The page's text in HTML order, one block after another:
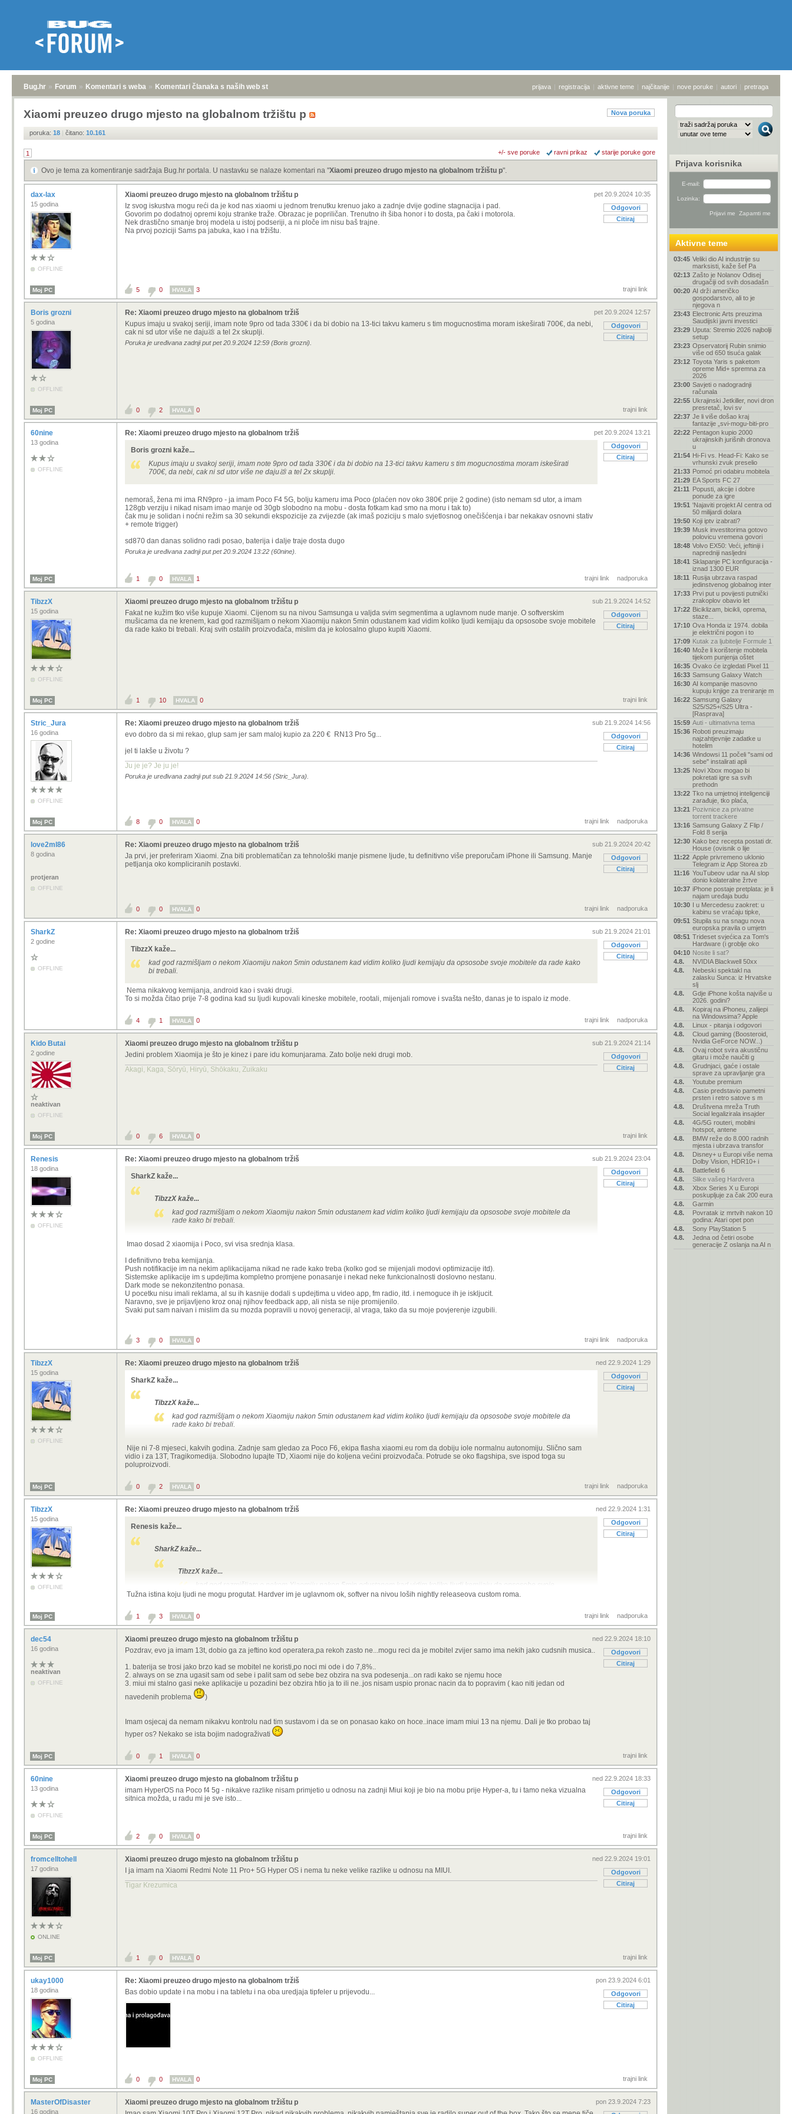
Bug.hr » Forum » Komentari s weba » Komentari članaka s naših web stranica prijava | registracija | aktivne teme | najčitanije | nove poruke | autori | pretraga
Nova poruka
Xiaomi preuzeo drugo mjesto na globalnom tržištu p
poruka: 18 | čitano: 10.161
1 +/- sve poruke ravni prikaz starije poruke gore
Ovo je tema za komentiranje sadržaja Bug.hr portala. U nastavku se nalaze komentari na "Xiaomi preuzeo drugo mjesto na globalnom tržištu p".
dax-lax
15 godina
OFFLINE
pet 20.9.2024 10:35
Odgovori
Citiraj
Xiaomi preuzeo drugo mjesto na globalnom tržištu p
Iz svog iskustva mogu reći da je kod nas xiaomi u jednom trenutku krenuo jako a zadnje dvije godine stagnacija i pad.
Govorim po dodatnoj opremi koju stranke traže. Obrazac je popriličan. Trenutno ih šiba honor i to dosta, pa čaki i motorola.
Nek drastično smanje broj modela u istoj podseriji, a ni ploče im nisu baš trajne.
Na prvoj poziciji Sams pa jabuka, kao i na tržištu.
Moj PC trajni link
5 0 HVALA 3
Boris grozni
5 godina
OFFLINE
pet 20.9.2024 12:57
Odgovori
Citiraj
Re: Xiaomi preuzeo drugo mjesto na globalnom tržiš
Kupus imaju u svakoj seriji, imam note 9pro od tada 330€ i da bi dobio na 13-tici takvu kameru s tim mogucnostima moram iskeširati 700€, da nebi,
cak ni sd utor više ne daju💩 a tel 2x skuplji.
Poruka je uređivana zadnji put pet 20.9.2024 12:59 (Boris grozni).
Moj PC trajni link
0 2 HVALA 0
60nine
13 godina
OFFLINE
pet 20.9.2024 13:21
Odgovori
Citiraj
Re: Xiaomi preuzeo drugo mjesto na globalnom tržiš
Boris grozni kaže...
Kupus imaju u svakoj seriji, imam note 9pro od tada 330€ i da bi dobio na 13-tici takvu kameru s tim mogucnostima moram iskeširati
700€, da nebi, cak ni sd utor više ne daju💩 a tel 2x skuplji.
nemoraš, žena mi ima RN9pro - ja imam Poco F4 5G, bolju kameru ima Poco (plaćen nov oko 380€ prije 2 godine) (isto nemam sd utor, a imam
128gb verziju i nikad nisam imao manje od 30gb slobodno na mobu - dosta fotkam kad smo na moru i tak to)
čak mu je solidan i noćni režim sa 30 sekundi ekspozicije za zvijezde (ak imaš poziciju s malo svjetlosnog onečišćenja i bar nekakav osnovni stativ
+ remote trigger)
sd870 dan danas solidno radi posao, baterija i dalje traje dosta dugo
Poruka je uređivana zadnji put pet 20.9.2024 13:22 (60nine).
Moj PC trajni link nadporuka
1 0 HVALA 1
TibzzX
15 godina
OFFLINE
sub 21.9.2024 14:52
Odgovori
Citiraj
Xiaomi preuzeo drugo mjesto na globalnom tržištu p
Fakat ne kužim tko više kupuje Xiaomi. Cijenom su na nivou Samsunga u valjda svim segmentima a uglavnom nude manje. O softverskim
mušicama da ne krenem, kad god razmišljam o nekom Xiaomiju nakon 5min odustanem kad vidim koliko ljudi kemijaju da opsosobe svoje mobitele
da rade kako bi trebali. Kraj svih ostalih proizvođača, mislim da je kolosalno glupo kupiti Xiaomi.
Moj PC trajni link
1 10 HVALA 0
Stric_Jura
16 godina
OFFLINE
sub 21.9.2024 14:56
Odgovori
Citiraj
Re: Xiaomi preuzeo drugo mjesto na globalnom tržiš
evo dobro da si mi rekao, glup sam jer sam maloj kupio za 220 € RN13 Pro 5g...
jel ti lakše u životu ?
Ju je je? Je ju je!
Poruka je uređivana zadnji put sub 21.9.2024 14:56 (Stric_Jura).
Moj PC trajni link nadporuka
8 0 HVALA 0
love2ml86
8 godina
protjeran
OFFLINE
sub 21.9.2024 20:42
Odgovori
Citiraj
Re: Xiaomi preuzeo drugo mjesto na globalnom tržiš
Ja prvi, jer preferiram Xiaomi. Zna biti problematičan za tehnološki manje pismene ljude, tu definitivno više preporučam iPhone ili Samsung. Manje
petljanja oko kompliciranih postavki.
trajni link nadporuka
0 0 HVALA 0
SharkZ
2 godine
OFFLINE
sub 21.9.2024 21:01
Odgovori
Citiraj
Re: Xiaomi preuzeo drugo mjesto na globalnom tržiš
TibzzX kaže...
kad god razmišljam o nekom Xiaomiju nakon 5min odustanem kad vidim koliko ljudi kemijaju da opsosobe svoje mobitele da rade kako
bi trebali.
Nema nikakvog kemijanja, android kao i svaki drugi.
To si možda čitao prije 7-8 godina kad su ljudi kupovali kineske mobitele, rootali, mijenjali romove i svašta nešto, danas je to ispalo iz mode.
trajni link nadporuka
4 1 HVALA 0
Kido Butai
2 godine
neaktivan
OFFLINE
sub 21.9.2024 21:14
Odgovori
Citiraj
Xiaomi preuzeo drugo mjesto na globalnom tržištu p
Jedini problem Xiaomija je što je kinez i pare idu komunjarama. Zato bolje neki drugi mob.
Akagi, Kaga, Sōryū, Hiryū, Shōkaku, Zuikaku
Moj PC trajni link
0 6 HVALA 0
Renesis
18 godina
OFFLINE
sub 21.9.2024 23:04
Odgovori
Citiraj
Re: Xiaomi preuzeo drugo mjesto na globalnom tržiš
SharkZ kaže...
TibzzX kaže...
kad god razmišljam o nekom Xiaomiju nakon 5min odustanem kad vidim koliko ljudi kemijaju da opsosobe svoje mobitele da
rade kako bi trebali.
Nema nikakvog kemijanja, android kao i svaki drugi.
To si možda čitao prije 7-8 godina kad su ljudi kupovali kineske mobitele, rootali, mijenjali romove i svašta nešto, danas je to ispalo iz
mode.
Imao dosad 2 xiaomija i Poco, svi visa srednja klasa.
I definitivno treba kemijanja.
Push notifikacije im na nekim aplikacijama nikad ne rade kako treba (kolko god se mijenjali modovi optimizacije itd).
Sistemske aplikacije im s updejtima kompletno promjene ponasanje i nekad neke funkcionalnosti doslovno nestanu.
Dark mode se nekonzitentno ponasa.
U pocetku nisu imali reklama, al su ih kasnije dodali s updejtima u video app, fm radio, itd. i nemoguce ih je iskljucit.
Naravno, sve je prijavljeno kroz onaj njihov feedback app, ali nista se nije promijenilo.
Svaki put sam naivan i mislim da su mozda popravili u novoj generaciji, al vraga, tako da su moje povjerenje izgubili.
trajni link nadporuka
3 0 HVALA 0
TibzzX
15 godina
OFFLINE
ned 22.9.2024 1:29
Odgovori
Citiraj
Re: Xiaomi preuzeo drugo mjesto na globalnom tržiš
SharkZ kaže...
TibzzX kaže...
kad god razmišljam o nekom Xiaomiju nakon 5min odustanem kad vidim koliko ljudi kemijaju da opsosobe svoje mobitele da
rade kako bi trebali.
Nema nikakvog kemijanja, android kao i svaki drugi.
To si možda čitao prije 7-8 godina kad su ljudi kupovali kineske mobitele, rootali, mijenjali romove i svašta nešto, danas je to ispalo iz
mode.
Nije ni 7-8 mjeseci, kakvih godina. Zadnje sam gledao za Poco F6, ekipa flasha xiaomi.eu rom da dobiju iole normalnu autonomiju. Slično sam
vidio i za 13T, Tragikomedija. Slobodno lupajte TD, Xiaomi nije do koljena većini proizvođača. Potrude se oko flagshipa, sve ispod toga su
poluproizvodi.
Moj PC trajni link nadporuka
0 2 HVALA 0
TibzzX
15 godina
OFFLINE
ned 22.9.2024 1:31
Odgovori
Citiraj
Re: Xiaomi preuzeo drugo mjesto na globalnom tržiš
Renesis kaže...
SharkZ kaže...
TibzzX kaže...
kad god razmišljam o nekom Xiaomiju nakon 5min odustanem kad vidim koliko ljudi kemijaju da opsosobe svoje
mobitele da rade kako bi trebali.
Nema nikakvog kemijanja, android kao i svaki drugi.
To si možda čitao prije 7-8 godina kad su ljudi kupovali kineske mobitele, rootali, mijenjali romove i svašta nešto, danas je to
ispalo iz mode.
Imao dosad 2 xiaomija i Poco, svi visa srednja klasa.
I definitivno treba kemijanja.
Push notifikacije im na nekim aplikacijama nikad ne rade kako treba (kolko god se mijenjali modovi optimizacije itd).
Sistemske aplikacije im s updejtima kompletno promjene ponasanje i nekad neke funkcionalnosti doslovno nestanu.
Dark mode se nekonzitentno ponasa.
U pocetku nisu imali reklama, al su ih kasnije dodali s updejtima u video app, fm radio, itd. i nemoguce ih je iskljucit.
Tužna istina koju ljudi ne mogu progutat. Hardver im je uglavnom ok, softver na nivou loših nightly releaseova custom roma.
Moj PC trajni link nadporuka
1 3 HVALA 0
dec54
16 godina
neaktivan
OFFLINE
ned 22.9.2024 18:10
Odgovori
Citiraj
Xiaomi preuzeo drugo mjesto na globalnom tržištu p
Pozdrav, evo ja imam 13t, dobio ga za jeftino kod operatera,pa rekoh zasto ne...mogu reci da je mobitel zvijer samo ima nekih jako cudsnih musica..
1. baterija se trosi jako brzo kad se mobitel ne koristi,po noci mi ode i do 7,8%..
2. always on se zna ugasit sam od sebe i palit sam od sebe bez obzira na sva podesenja...on radi kako se njemu hoce
3. miui mi stalno gasi neke aplikacije u pozadini bez obzira htio ja to ili ne..jos nisam uspio pronac nacin da to popravim ( kao niti jedan od
navedenih problema
)
Imam osjecaj da nemam nikakvu kontrolu nad tim sustavom i da se on ponasao kako on hoce..inace imam miui 13 na njemu. Dali je tko probao taj
hyper os? Nekako se ista bojim nadograživati
Moj PC trajni link
0 1 HVALA 0
60nine
13 godina
OFFLINE
ned 22.9.2024 18:33
Odgovori
Citiraj
Xiaomi preuzeo drugo mjesto na globalnom tržištu p
imam HyperOS na Poco f4 5g - nikakve razlike nisam primjetio u odnosu na zadnji Miui koji je bio na mobu prije Hyper-a, tu i tamo neka vizualna
sitnica možda, u radu mi je sve isto...
Moj PC trajni link
2 0 HVALA 0
fromcelltohell
17 godina
ONLINE
ned 22.9.2024 19:01
Odgovori
Citiraj
Xiaomi preuzeo drugo mjesto na globalnom tržištu p
I ja imam na Xiaomi Redmi Note 11 Pro+ 5G Hyper OS i nema tu neke velike razlike u odnosu na MIUI.
Tigar Krezumica
Moj PC trajni link
1 0 HVALA 0
ukay1000
18 godina
OFFLINE
pon 23.9.2024 6:01
Odgovori
Citiraj
Re: Xiaomi preuzeo drugo mjesto na globalnom tržiš
Bas dobio update i na mobu i na tabletu i na oba uredjaja tipfeler u prijevodu...
Moj PC trajni link
0 0 HVALA 0
MasterOfDisaster
16 godina
pon 23.9.2024 7:23
Xiaomi preuzeo drugo mjesto na globalnom tržištu p
Prijava korisnika
E-mail:
Lozinka:
Aktivne teme
03:45 Veliki dio AI industrije su
marksisti, kaže šef Pa
02:13 Zašto je Nolanov Odisej
drugačiji od svih dosadašn
00:20 AI drži američko
gospodarstvo, ali to je
njegova n
23:43 Electronic Arts preuzima
Saudijski javni investici
23:29 Uputa: Stremio 2026 najbolji
setup
23:23 Opservatorij Rubin snimio
više od 650 tisuća galak
23:12 Toyota Yaris s paketom
opreme Mid+ spremna za
2026
23:00 Savjeti o nadogradnji
računala
22:55 Ukrajinski Jetkiller, novi dron
presretač, lovi sv
22:37 Je li više došao kraj
fantazije „svi-mogu-biti-pro
22:22 Pentagon kupio 2000
ukrajinskih jurišnih dronova
u
21:54 Hi-Fi vs. Head-Fi: Kako se
vrhunski zvuk preselio
21:33 Pomoć pri odabiru mobitela
21:29 EA Sports FC 27
21:11 Popusti, akcije i dobre
ponude za igre
19:51 'Najaviti projekt AI centra od
50 milijardi dolara
19:50 Koji iptv izabrati?
19:39 Musk investitorima gotovo
polovicu vremena govori
18:48 Volvo EX50: Veći, jeftiniji i
napredniji nasljedni
18:41 Sklapanje PC konfiguracija -
iznad 1300 EUR
18:11 Rusija ubrzava raspad
jedinstvenog globalnog inter
17:33 Prvi put u povijesti putnički
zrakoplov obavio let
17:22 Biciklizam, bicikli, oprema,
staze...
17:10 Ova Honda iz 1974. dobila
je električni pogon i to
17:09 Kutak za ljubitelje Formule 1
16:40 Može li korištenje mobitela
tijekom punjenja oštet
16:35 Ovako će izgledati Pixel 11
16:33 Samsung Galaxy Watch
16:30 AI kompanije masovno
kupuju knjige za treniranje m
16:22 Samsung Galaxy
S25/S25+/S25 Ultra -
[Rasprava]
15:59 Auti - ultimativna tema
15:36 Roboti preuzimaju
najzahtjevnije zadatke u
hotelim
14:36 Windowsi 11 počeli "sami od
sebe" instalirati apli
13:25 Novi Xbox mogao bi
pokretati igre sa svih
prethodn
13:22 Tko na umjetnoj inteligenciji
zarađuje, tko plaća,
13:21 Pozivnice za privatne
torrent trackere
13:16 Samsung Galaxy Z Flip /
Fold 8 serija
12:30 Kako bez recepta postati dr.
House (ovisnik o lije
11:22 Apple privremeno uklonio
Telegram iz App Storea zb
11:16 YouTubeov udar na AI slop
donio kolateralne žrtve
10:37 iPhone postaje pretplata: je li
najam uređaja budu
10:30 I u Mercedesu zaokret: u
kabinu se vraćaju tipke,
09:51 Stupila su na snagu nova
europska pravila o umjetn
08:51 Trideset svjećica za Tom's
Hardware (i groblje oko
04:10 Nosite li sat?
4.8.
NVIDIA Blackwell 50xx
4.8.
Nebeski spektakl na
zalasku Sunca: iz Hrvatske
slj
4.8.
Gdje iPhone košta najviše u
2026. godini?
4.8.
Kopiraj na iPhoneu, zalijepi
na Windowsima? Apple
4.8.
Linux - pitanja i odgovori
4.8.
Cloud gaming (Boosteroid,
Nvidia GeForce NOW...)
4.8.
Ovaj robot svira akustičnu
gitaru i može naučiti g
4.8.
Grudnjaci, gaće i ostale
sprave za upravljanje gra
4.8.
Youtube premium
4.8.
Casio predstavio pametni
prsten i retro satove s m
4.8.
Društvena mreža Truth
Social legalizirala insajder
4.8.
4G/5G routeri, mobilni
hotspot, antene
4.8.
BMW reže do 8.000 radnih
mjesta i ubrzava transfor
4.8.
Disney+ u Europi više nema
Dolby Vision, HDR10+ i
4.8.
Battlefield 6
4.8.
Slike vašeg Hardvera
4.8.
Xbox Series X u Europi
poskupljuje za čak 200 eura
4.8.
Garmin
4.8.
Povratak iz mrtvih nakon 10
godina: Atari opet pon
4.8.
Sony PlayStation 5
4.8.
Jedna od četiri osobe
generacije Z oslanja na AI n